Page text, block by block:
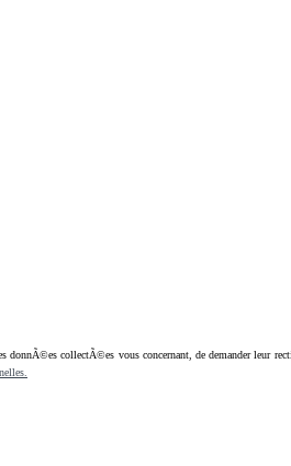
collectÃ©es vous concernant, de demander leur